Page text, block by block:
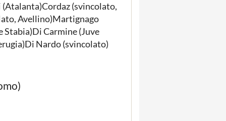
(svincolato,
Avellino)Martignago
Stabia)Di Carmine (Juve
Nardo (svincolato)